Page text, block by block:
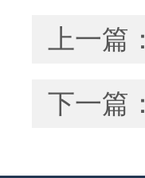
上一篇：
下一篇：